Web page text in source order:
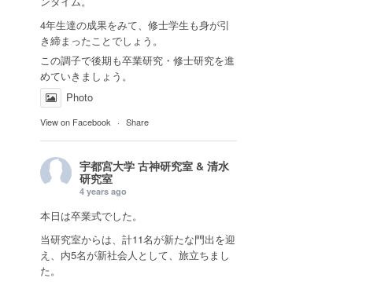
4年生達の成果をみて、修士学生も身が引
き締まったことでしょう。
この調子で後期も卒業研究・修士研究を進
めていきましょう。
Photo
View on Facebook · Share
宇都宮大学 古神研究室 & 清水
研究室
4 years ago
本日は卒業式でした。
当研究室からは、計11名が新たな門出を迎
え、内5名が新社会人として、旅立ちまし
た。